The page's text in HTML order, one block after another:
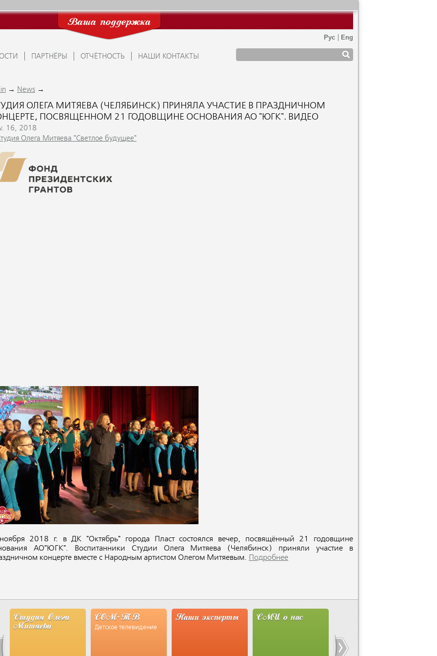
Ваша поддержка
ПАРТНЁРЫ ОТЧЁТНОСТЬ НАШИ КОНТАКТЫ
→ News →
ОЛЕГА МИТЯЕВА (ЧЕЛЯБИНСК) ПРИНЯЛА УЧАСТИЕ В ПРАЗДНИЧНОМ
ПОСВЯЩЕННОМ 21 ГОДОВЩИНЕ ОСНОВАНИЯ АО "ЮГК". ВИДЕО
16, 2018
Олега Митяева "Светлое будущее"
2018 г. в ДК "Октябрь" города Пласт состоялся вечер, посвящённый 21 годовщине
АО"ЮГК". Воспитанники Студии Олега Митяева (Челябинск) приняли участие в
концерте вместе с Народным артистом Олегом Митяевым.
Подробнее
Студия Олега
Митяева
СОМ-ТВ
Детское телевидение
Наши эксперты СМИ о нас